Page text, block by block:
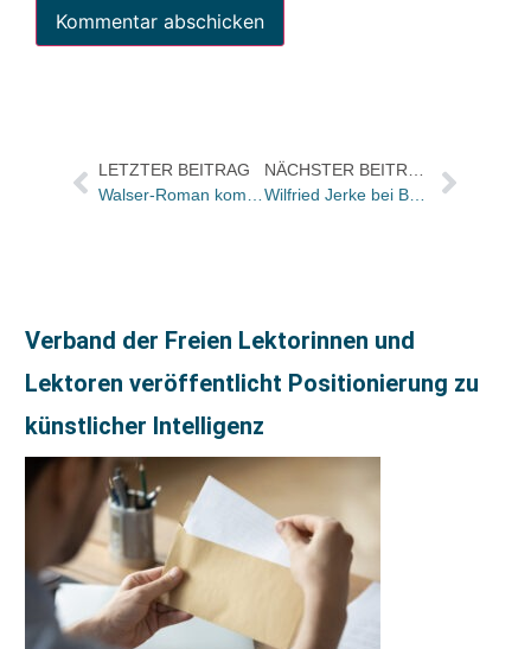
LETZTER BEITRAG
Verband der Freien Lektorinnen und
Lektoren veröffentlicht Positionierung zu
künstlicher Intelligenz